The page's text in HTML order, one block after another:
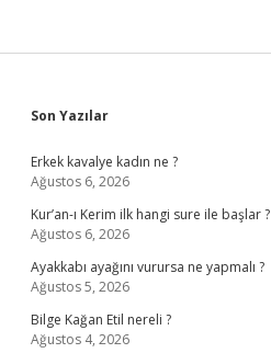
Sidebar
Son Yazılar
Erkek kavalye kadın ne ?
Ağustos 6, 2026
Kur’an-ı Kerim ilk hangi sure ile başlar ?
Ağustos 6, 2026
Ayakkabı ayağını vurursa ne yapmalı ?
Ağustos 5, 2026
Bilge Kağan Etil nereli ?
Ağustos 4, 2026